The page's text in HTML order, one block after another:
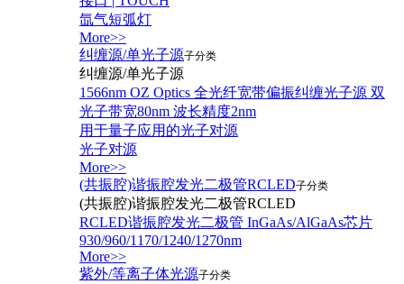
氙气短弧灯
More>>
纠缠源/单光子源子分类
纠缠源/单光子源
1566nm OZ Optics 全光纤宽带偏振纠缠光子源 双
光子带宽80nm 波长精度2nm
用于量子应用的光子对源
光子对源
More>>
(共振腔)谐振腔发光二极管RCLED子分类
(共振腔)谐振腔发光二极管RCLED
RCLED谐振腔发光二极管 InGaAs/AlGaAs芯片
930/960/1170/1240/1270nm
More>>
紫外/等离子体光源子分类